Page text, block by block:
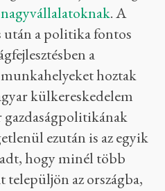
. A
után a politika fontos
a
hoztak
külkereskedelem
ezután is az egyik
hogy minél több
az országba,